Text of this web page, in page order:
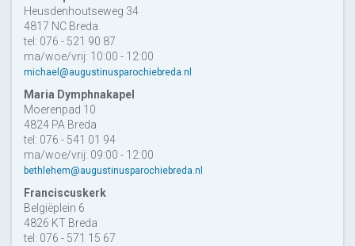
Heusdenhoutseweg 34
4817 NC Breda
tel: 076 - 521 90 87
ma/woe/vrij: 10:00 - 12:00
michael@augustinusparochiebreda.nl
Maria Dymphnakapel
Moerenpad 10
4824 PA Breda
tel: 076 - 541 01 94
ma/woe/vrij: 09:00 - 12:00
bethlehem@augustinusparochiebreda.nl
Franciscuskerk
Belgiëplein 6
4826 KT Breda
tel: 076 - 571 15 67